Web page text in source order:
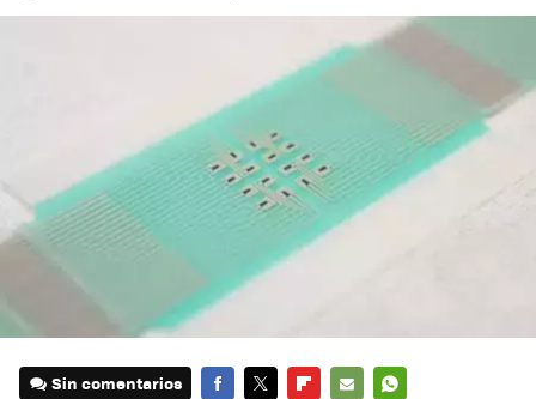
Sin comentarios